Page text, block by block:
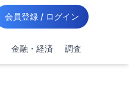
会員登録 / ログイン
金融・経済 調査